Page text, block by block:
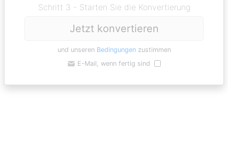
Schritt 3 - Starten Sie die Konvertierung
Jetzt konvertieren
und unseren Bedingungenzustimmen
E-Mail, wenn fertig sind